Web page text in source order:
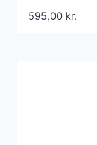
595,00 kr.